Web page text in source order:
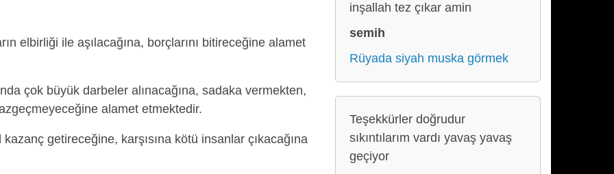
elbirliği ile aşılacağına, borçlarını bitireceğine alamet
çok büyük darbeler alınacağına, sadaka vermekten,
alamet etmektedir.
getireceğine, karşısına kötü insanlar çıkacağına
inşallah tez çıkar amin
semih
Rüyada siyah muska görmek
Teşekkürler doğrudur
sıkıntılarım vardı yavaş yavaş
geçiyor